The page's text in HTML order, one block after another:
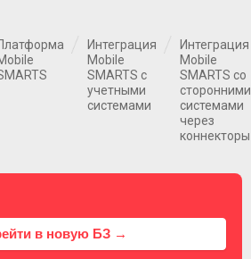
Интеграция
Mobile
SMARTS с
учетными
системами
Интеграция
Mobile
SMARTS со
сторонними
системами
через
коннекторы
в новую БЗ →